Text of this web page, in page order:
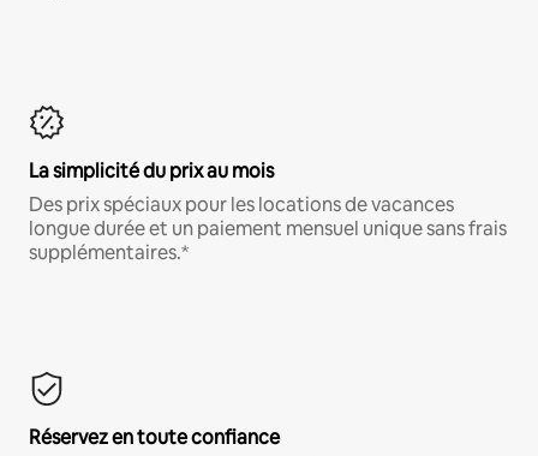
La simplicité du prix au mois
Des prix spéciaux pour les locations de vacances
longue durée et un paiement mensuel unique sans frais
supplémentaires.*
Réservez en toute confiance